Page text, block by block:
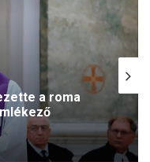
a roma